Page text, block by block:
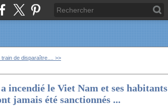
train de disparaître.... >>
incendié le Viet Nam et ses habitants
jamais été sanctionnés ...